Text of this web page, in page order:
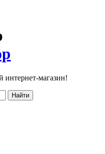
интернет-магазин!